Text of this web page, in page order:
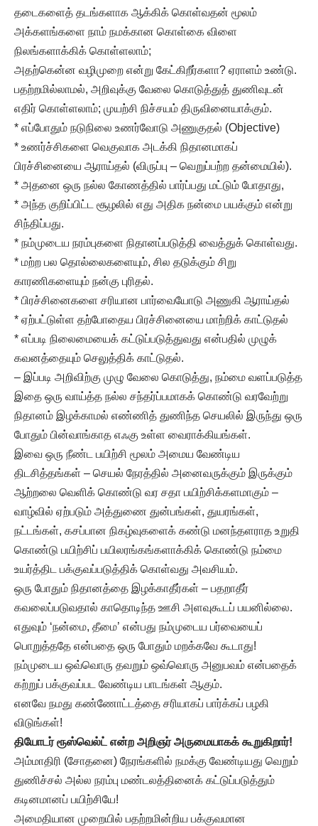
தடைகளைத் தடங்களாக ஆக்கிக் கொள்வதன் மூலம்
அக்களங்களை நாம் நமக்கான கொள்கை விளை
நிலங்களாக்கிக் கொள்ளலாம்;
அதற்கென்ன வழிமுறை என்று கேட்கிறீர்களா? ஏராளம் உண்டு.
பதற்றமில்லாமல், அறிவுக்கு வேலை கொடுத்துத் துணிவுடன்
எதிர் கொள்ளலாம்; முயற்சி நிச்சயம் திருவினையாக்கும்.
* எப்போதும் நடுநிலை உணர்வோடு அணுகுதல் (Objective)
* உணர்ச்சிகளை வெகுவாக அடக்கி நிதானமாகப்
பிரச்சினையை ஆராய்தல் (விருப்பு – வெறுப்பற்ற தன்மையில்).
* அதனை ஒரு நல்ல கோணத்தில் பார்ப்பது மட்டும் போதாது,
* அந்த குறிப்பிட்ட சூழலில் எது அதிக நன்மை பயக்கும் என்று
சிந்திப்பது.
* நம்முடைய நரம்புகளை நிதானப்படுத்தி வைத்துக் கொள்வது.
* மற்ற பல தொல்லைகளையும், சில தடுக்கும் சிறு
காரணிகளையும் நன்கு புரிதல்.
* பிரச்சினைகளை சரியான பார்வையோடு அணுகி ஆராய்தல்
* ஏற்பட்டுள்ள தற்போதைய பிரச்சினையை மாற்றிக் காட்டுதல்
* எப்படி நிலைமையைக் கட்டுப்படுத்துவது என்பதில் முழுக்
கவனத்தையும் செலுத்திக் காட்டுதல்.
– இப்படி அறிவிற்கு முழு வேலை கொடுத்து, நம்மை வளப்படுத்த
இதை ஒரு வாய்த்த நல்ல சந்தர்ப்பமாகக் கொண்டு வரவேற்று
நிதானம் இழக்காமல் எண்ணித் துணிந்த செயலில் இருந்து ஒரு
போதும் பின்வாங்காத எஃகு உள்ள வைராக்கியங்கள்.
இவை ஒரு நீண்ட பயிற்சி மூலம் அமைய வேண்டிய
திடசித்தங்கள் – செயல் நேரத்தில் அனைவருக்கும் இருக்கும்
ஆற்றலை வெளிக் கொண்டு வர சதா பயிற்சிக்களமாகும் –
வாழ்வில் ஏற்படும் அத்துணை துன்பங்கள், துயரங்கள்,
நட்டங்கள், கசப்பான நிகழ்வுகளைக் கண்டு மனந்தளராத உறுதி
கொண்டு பயிற்சிப் பயிலரங்கங்களாக்கிக் கொண்டு நம்மை
உயர்த்திட பக்குவப்படுத்திக் கொள்வது அவசியம்.
ஒரு போதும் நிதானத்தை இழக்காதீர்கள் – பதறாதீர்
கவலைப்படுவதால் காதொடிந்த ஊசி அளவுகூடப் பயனில்லை.
எதுவும் ‘நன்மை, தீமை’ என்பது நம்முடைய பர்வையைப்
பொறுத்ததே என்பதை ஒரு போதும் மறக்கவே கூடாது!
நம்முடைய ஒவ்வொரு தவறும் ஒவ்வொரு அனுபவம் என்பதைக்
கற்றுப் பக்குவப்பட வேண்டிய பாடங்கள் ஆகும்.
எனவே நமது கண்ணோட்டத்தை சரியாகப் பார்க்கப் பழகி
விடுங்கள்!
தியோடர் ரூஸ்வெல்ட் என்ற அறிஞர் அருமையாகக் கூறுகிறார்!
அம்மாதிரி (சோதனை) நேரங்களில் நமக்கு வேண்டியது வெறும்
துணிச்சல் அல்ல நரம்பு மண்டலத்தினைக் கட்டுப்படுத்தும்
கடினமானப் பயிற்சியே!
அமைதியான முறையில் பதற்றமின்றிய பக்குவமான